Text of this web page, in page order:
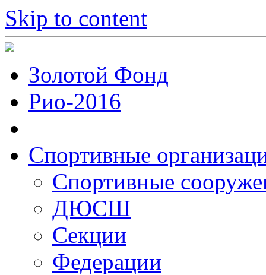
Skip to content
Золотой Фонд
Рио-2016
Спортивные
Cпортивные
ДЮСШ
Секции
Федерации